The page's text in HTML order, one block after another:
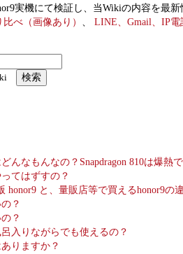
実機にて検証し、当Wikiの内容を最
べ（画像あり） 、 LINE、Gmail、IP
んなもんなの？Snapdragon 810は爆熱
てはずすの？
honor9 と、量販店等で買えるhonor9の
？
？
入りながらでも使えるの？
りますか？